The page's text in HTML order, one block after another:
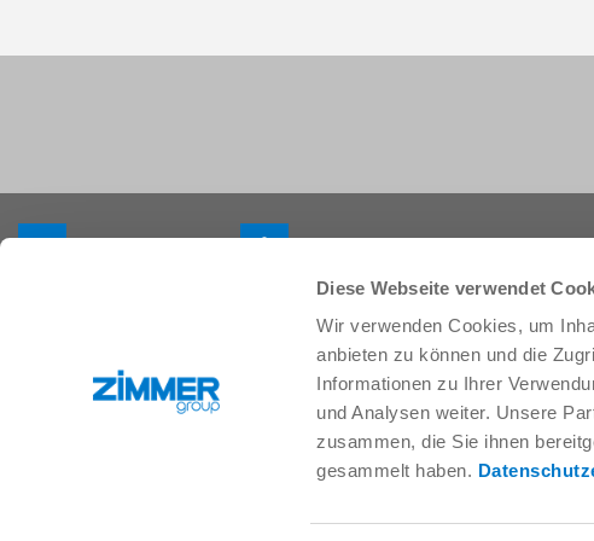
Diese Webseite verwendet
Wir verwenden Cookies, um
anbieten zu können und die
Informationen zu Ihrer
und Analysen weiter. Unsere
zusammen, die Sie ihnen
gesammelt haben.
Construction de machineset
Nouveautés
Solutions système
Technique des procédés
SOFT CLOSE